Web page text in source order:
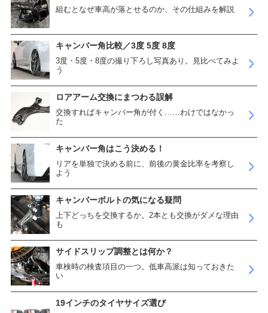
組むとなぜ車高が落とせるのか、その仕組みを解説
キャンバー角比較／3度 5度 8度
3度・5度・8度の撮り下ろし写真あり。見比べてみよ
う
ロアアーム交換にまつわる誤解
交換すればキャンバー角が付く……わけではなかっ
た
キャンバー角はこう決める！
リアを単独で決める前に、前後の黄金比率を考察し
よう
キャンバーボルトの気になる疑問
上下どっちを交換するか。2本とも交換がダメな理由
も
サイドスリップ調整とは何か？
車検時の検査項目の一つ。低車高派は知っておきた
い
19インチのタイヤサイズ選び